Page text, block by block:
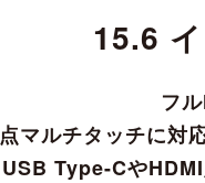
15.6
フ
マルチタッチに対
USB Type-CやHDMI